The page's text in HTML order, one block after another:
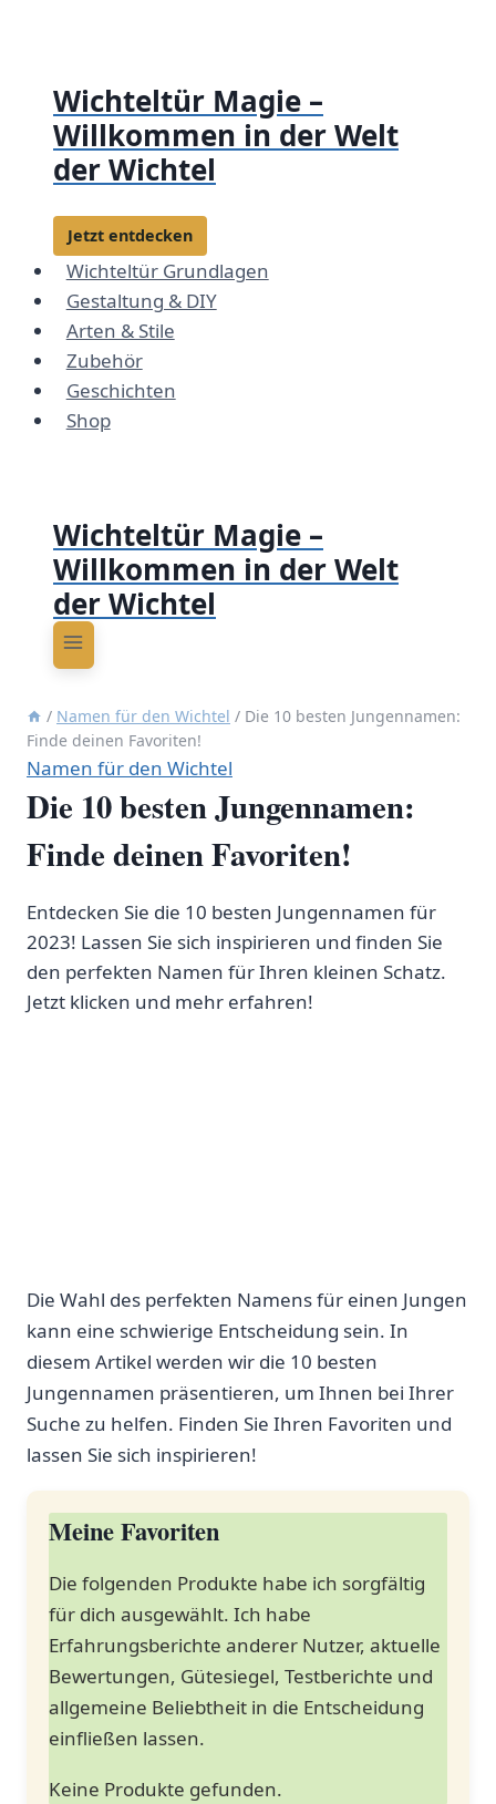
Wichteltür Magie –
Willkommen in der Welt
der Wichtel
Jetzt entdecken
Wichteltür Grundlagen
Gestaltung & DIY
Arten & Stile
Zubehör
Geschichten
Shop
Wichteltür Magie –
Willkommen in der Welt
der Wichtel
/ Namen für den Wichtel / Die 10 besten Jungennamen:
Finde deinen Favoriten!
Namen für den Wichtel
Die 10 besten Jungennamen:
Finde deinen Favoriten!
Entdecken Sie die 10 besten Jungennamen für
2023! Lassen Sie sich inspirieren und finden Sie
den perfekten Namen für Ihren kleinen Schatz.
Jetzt klicken und mehr erfahren!
Die Wahl des perfekten Namens für einen Jungen
kann eine schwierige Entscheidung sein. In
diesem Artikel werden wir die 10 besten
Jungennamen präsentieren, um Ihnen bei Ihrer
Suche zu helfen. Finden Sie Ihren Favoriten und
lassen Sie sich inspirieren!
Meine Favoriten
Die folgenden Produkte habe ich sorgfältig
für dich ausgewählt. Ich habe
Erfahrungsberichte anderer Nutzer, aktuelle
Bewertungen, Gütesiegel, Testberichte und
allgemeine Beliebtheit in die Entscheidung
einfließen lassen.
Keine Produkte gefunden.